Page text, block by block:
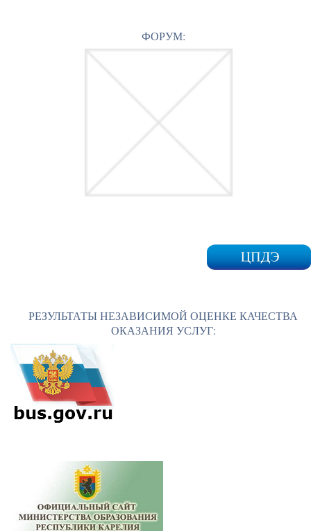
ФОРУМ:
РЕЗУЛЬТАТЫ НЕЗАВИСИМОЙ ОЦЕНКЕ КАЧЕСТВА
ОКАЗАНИЯ УСЛУГ: